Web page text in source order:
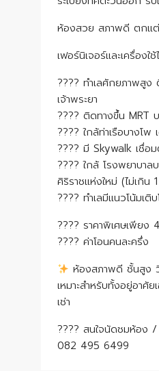
ห้องสวย สภาพดี ตกแต่
เฟอร์นิเจอร์และเครื่องใ
???? ทำเลศักยภาพสู
เจ้าพระยา
???? ติดทางขึ้น MRT
???? ใกล้ท่าเรือบางโพ
???? มี Skywalk เชื่อ
???? ใกล้ โรงพยาบา
ศิริราชแห่งใหม่ (ไม่เกิน
???? ทำเลมีแนวโน้มเติ
???? ราคาพิเศษเพียง
???? ค่าโอนคนละครึ่ง
ห้องสภาพดี ชั้นสูง
เหมาะสำหรับทั้งอยู่อาศั
เช่า
???? สนใจนัดชมห้อง
082 495 6499